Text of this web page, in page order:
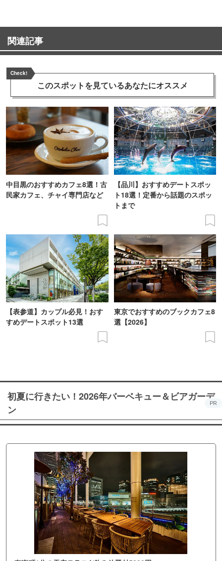
関連記事
Check!
このスポットを見ているあなたにオススメ
中目黒のおすすめカフェ8選！古
民家カフェ、チャイ専門店など
【品川】おすすめデートスポッ
ト18選！定番から話題のスポッ
トまで
【表参道】カップル必見！おす
すめデートスポット13選
東京でおすすめのブックカフェ8
選【2026】
初夏に行きたい！2026年バーベキュー＆ビアガーデ
ン
PR